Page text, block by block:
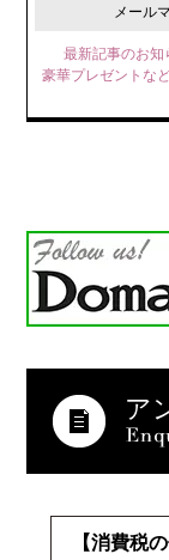
メール
最新記事のお知
豪華プレゼントな
ア
【消費税